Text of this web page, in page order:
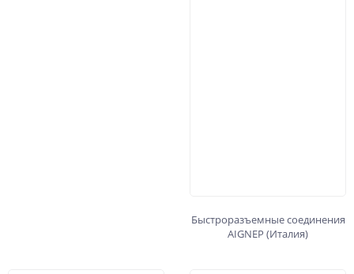
Быстроразъемные соединения
AIGNEP (Италия)